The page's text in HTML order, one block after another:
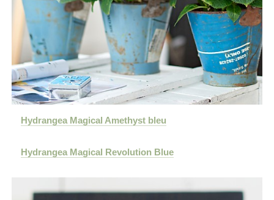
Hydrangea Magical Amethyst bleu
Hydrangea Magical Revolution Blue